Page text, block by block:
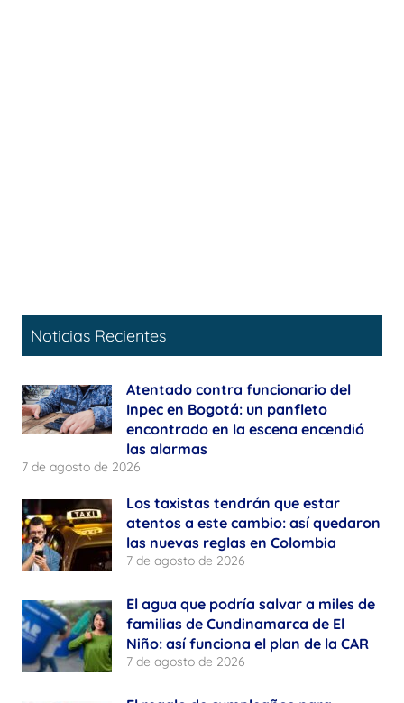
Noticias Recientes
Atentado contra funcionario del
Inpec en Bogotá: un panfleto
encontrado en la escena encendió
las alarmas
7 de agosto de 2026
Los taxistas tendrán que estar
atentos a este cambio: así quedaron
las nuevas reglas en Colombia
7 de agosto de 2026
El agua que podría salvar a miles de
familias de Cundinamarca de El
Niño: así funciona el plan de la CAR
7 de agosto de 2026